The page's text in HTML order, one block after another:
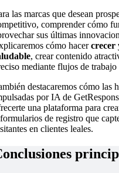
las marcas que desean
comprender cómo
sus últimas
cómo hacercrecer
, crear contenido
mediante flujos de trabajo
destacaremos cómo las
por IA de
una plataforma para
de registro que
en clientes leales.